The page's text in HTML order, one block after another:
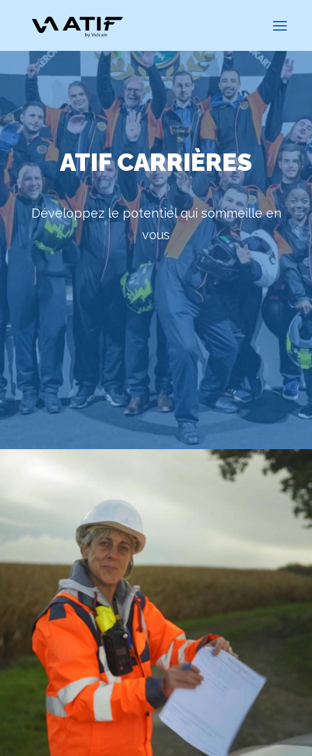
CARRIÈRES
ATIF CARRIÈRES
Développez le potentiel qui sommeille en
vous